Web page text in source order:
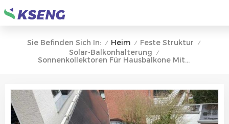
Sie Befinden Sich In: / Heim / Feste Struktur /
Solar-Balkonhalterung /
Sonnenkollektoren Für Hausbalkone Mit Verstellbarem Winkel Für Haus